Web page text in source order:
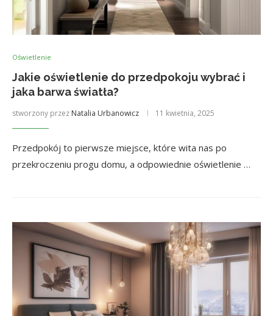
Oświetlenie
Jakie oświetlenie do przedpokoju wybrać i
jaka barwa światła?
stworzony przez Natalia Urbanowicz 11 kwietnia, 2025
Przedpokój to pierwsze miejsce, które wita nas po
przekroczeniu progu domu, a odpowiednie oświetlenie …